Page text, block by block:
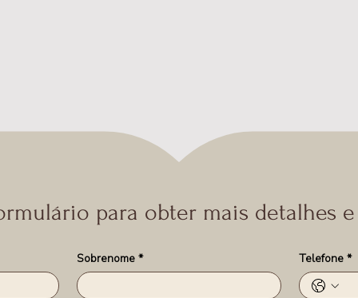
para obter mais detalhes
Sobrenome * Telefone *